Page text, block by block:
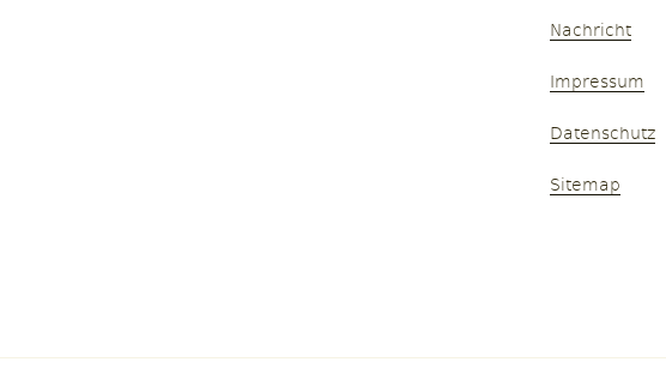
Nachricht
Impressum
Datenschutz
Sitemap